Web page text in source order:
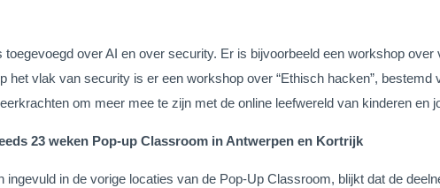
over AI en over security. Er is bijvoorbeeld een workshop
het vlak van security is er een workshop over “Ethisch hacken”,
om meer mee te zijn met de online leefwereld van kinderen
23 weken Pop-up Classroom in Antwerpen en Kortrijk
ingevuld in de vorige locaties van de Pop-Up Classroom, blijkt dat de